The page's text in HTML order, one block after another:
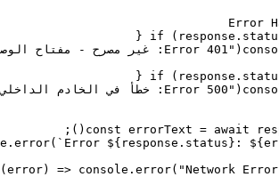
if ( response .
{
( "Error 401: غير مصرح - مفتاح الوصول غير صالح أو مفقود"
if ( response .
{
( "Error 500: خطأ في الخادم الداخلي - فشل غير متوقع"
const errorText = await
(
)
;
. error( `Error ${response.status}:
(error) => console . error( "Network